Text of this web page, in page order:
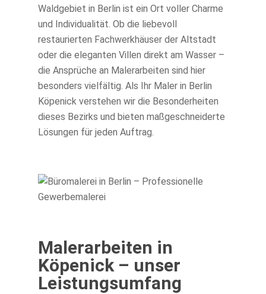
Waldgebiet in Berlin ist ein Ort voller Charme
und Individualität. Ob die liebevoll
restaurierten Fachwerkhäuser der Altstadt
oder die eleganten Villen direkt am Wasser –
die Ansprüche an Malerarbeiten sind hier
besonders vielfältig. Als Ihr Maler in Berlin
Köpenick verstehen wir die Besonderheiten
dieses Bezirks und bieten maßgeschneiderte
Lösungen für jeden Auftrag.
Malerarbeiten in
Köpenick – unser
Leistungsumfang